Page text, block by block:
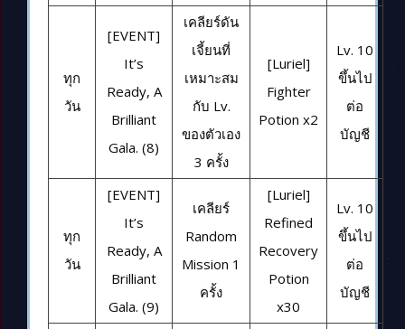
ทุก
วัน
[EVENT]
It’s
Ready, A
Brilliant
Gala. (8)
เคลียร์ดัน
เจี้ยนที่
เหมาะสม
กับ Lv.
ของตัวเอง
3 ครั้ง
[Luriel]
Fighter
Potion x2
Lv. 10
ขึ้นไป
ต่อ
บัญชี
ทุก
วัน
[EVENT]
It’s
Ready, A
Brilliant
Gala. (9)
เคลียร์
Random
Mission 1
ครั้ง
[Luriel]
Refined
Recovery
Potion
x30
Lv. 10
ขึ้นไป
ต่อ
บัญชี